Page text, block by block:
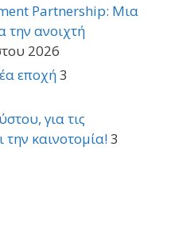
Partnership: Μια
την ανοιχτή
2026
εποχή3
για τις
την καινοτομία!3